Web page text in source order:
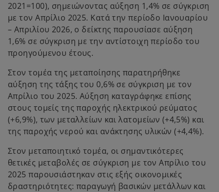
2021=100), σημειώνοντας αύξηση 1,4% σε σύγκριση
με τον Απρίλιο 2025. Κατά την περίοδο Ιανουαρίου
– Απριλίου 2026, ο δείκτης παρουσίασε αύξηση
1,6% σε σύγκριση με την αντίστοιχη περίοδο του
προηγούμενου έτους.
Στον τομέα της μεταποίησης παρατηρήθηκε
αύξηση της τάξης του 0,6% σε σύγκριση με τον
Απρίλιο του 2025. Αύξηση καταγράφηκε επίσης
στους τομείς της παροχής ηλεκτρικού ρεύματος
(+6,9%), των μεταλλείων και λατομείων (+4,5%) και
της παροχής νερού και ανάκτησης υλικών (+4,4%).
Στον μεταποιητικό τομέα, οι σημαντικότερες
θετικές μεταβολές σε σύγκριση με τον Απρίλιο του
2025 παρουσιάστηκαν στις εξής οικονομικές
δραστηριότητες: παραγωγή βασικών μετάλλων και